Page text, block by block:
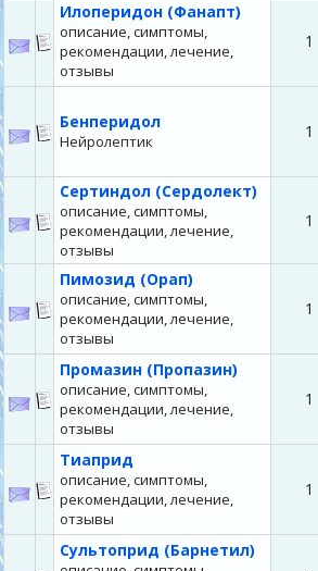
Илоперидон (Фанапт)
описание, симптомы,
рекомендации, лечение,
отзывы
1
Бенперидол
Нейролептик 1
Сертиндол (Сердолект)
описание, симптомы,
рекомендации, лечение,
отзывы
1
Пимозид (Орап)
описание, симптомы,
рекомендации, лечение,
отзывы
1
Промазин (Пропазин)
описание, симптомы,
рекомендации, лечение,
отзывы
1
Тиаприд
описание, симптомы,
рекомендации, лечение,
отзывы
1
Сультоприд (Барнетил)